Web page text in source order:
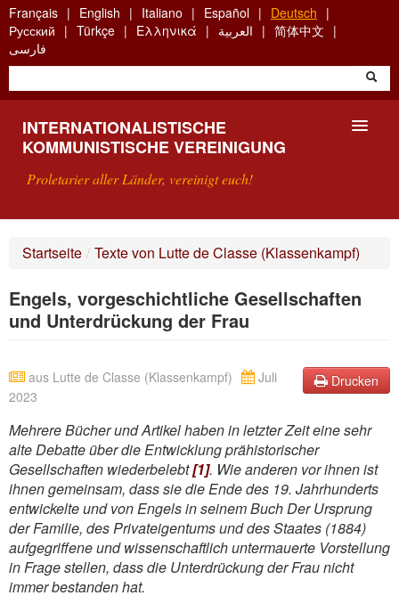
Skip
to
main
content
Français English Italiano Español
Deutsch
Русский
Türkçe Ελληνικά العربية
简体中文
فارسی
INTERNATIONALISTISCHE
KOMMUNISTISCHE VEREINIGUNG
Proletarier aller Länder, vereinigt euch!
SUCHE
Startseite / Texte von Lutte de Classe (Klassenkampf)
Engels, vorgeschichtliche Gesellschaften
und Unterdrückung der Frau
Drucken
aus Lutte de Classe (Klassenkampf)
Juli
2023
Mehrere Bücher und Artikel haben in letzter Zeit eine sehr
alte Debatte über die Entwicklung prähistorischer
Gesellschaften wiederbelebt[1]. Wie anderen vor ihnen ist
ihnen gemeinsam, dass sie die Ende des 19. Jahrhunderts
entwickelte und von Engels in seinem Buch Der Ursprung
der Familie, des Privateigentums und des Staates (1884)
aufgegriffene und wissenschaftlich untermauerte Vorstellung
in Frage stellen, dass die Unterdrückung der Frau nicht
immer bestanden hat.